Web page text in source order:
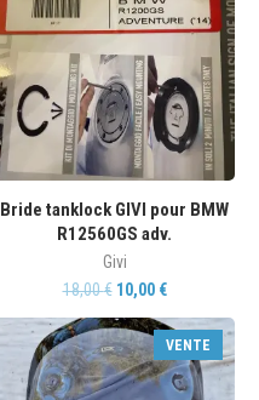
Bride tanklock GIVI pour BMW
R12560GS adv.
Givi
18,00€ 10,00 €
VENTE